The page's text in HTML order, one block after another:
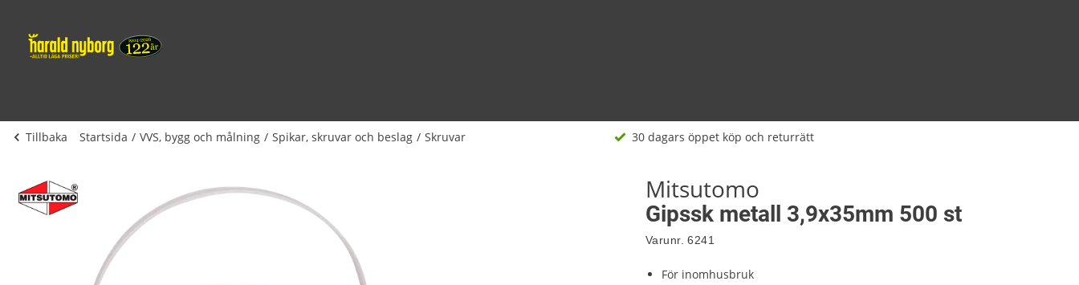
Tillbaka Startsida VVS, bygg och målning Spikar, skruvar och beslag Skruvar 30 dagars öppet köp och returrätt
Mitsutomo
Gipssk metall 3,9x35mm 500 st
Varunr. 6241
För inomhusbruk